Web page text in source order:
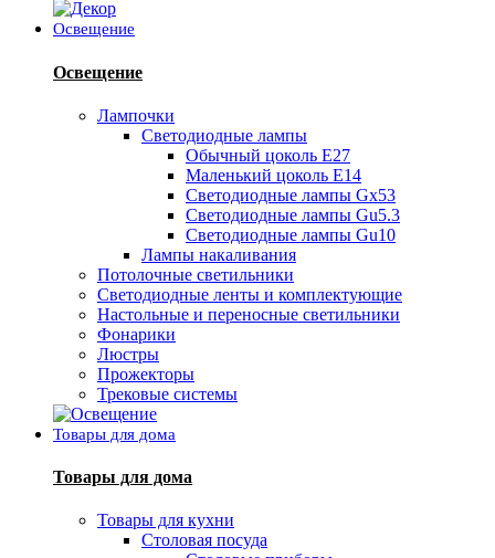
Освещение
Освещение
Лампочки
Светодиодные лампы
Обычный цоколь Е27
Маленький цоколь Е14
Светодиодные лампы Gx53
Светодиодные лампы Gu5.3
Светодиодные лампы Gu10
Лампы накаливания
Потолочные светильники
Светодиодные ленты и комплектующие
Настольные и переносные светильники
Фонарики
Люстры
Прожекторы
Трековые системы
Товары для дома
Товары для дома
Товары для кухни
Столовая посуда